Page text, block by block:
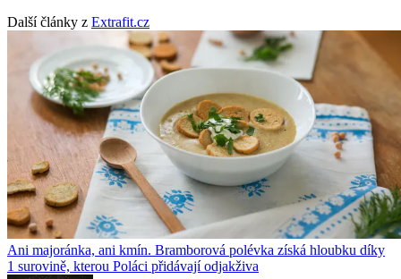
Další články z Extrafit.cz
Ani majoránka, ani kmín. Bramborová polévka získá hloubku díky
1 surovině, kterou Poláci přidávají odjakživa